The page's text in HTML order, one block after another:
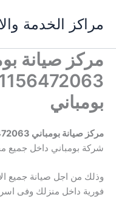
المحتوى
مراكز الخدمة
مركز صيانة
بومباني
مركز صيانة بومباني 01156472063
شركة بومباني داخل جميع
وذلك من اجل صيانة جميع
فورية داخل منزلك وفى